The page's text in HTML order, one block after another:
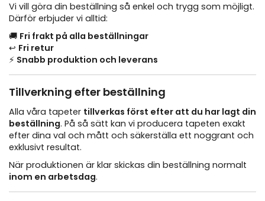
Vi vill göra din beställning så enkel och trygg som möjligt.
Därför erbjuder vi alltid:
🚚 Fri frakt på alla beställningar
↩️ Fri retur
⚡ Snabb produktion och leverans
Tillverkning efter beställning
Alla våra tapeter tillverkas först efter att du har lagt din
beställning. På så sätt kan vi producera tapeten exakt
efter dina val och mått och säkerställa ett noggrant och
exklusivt resultat.
När produktionen är klar skickas din beställning normalt
inom en arbetsdag.